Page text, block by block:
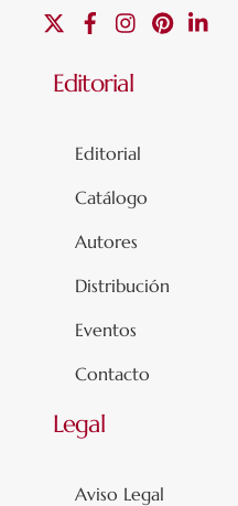
FacebookInstagramPinterest
Editorial
Editorial
Catálogo
Autores
Distribución
Eventos
Contacto
Legal
Aviso Legal